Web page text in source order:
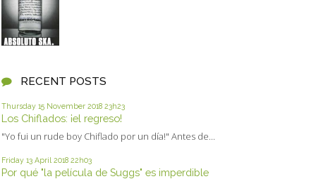
RECENT POSTS
Thursday 15 November 2018 23h23
Los Chiflados: ¡el regreso!
"Yo fui un rude boy Chiflado por un día!" Antes de...
Friday 13 April 2018 22h03
Por qué "la película de Suggs" es imperdible